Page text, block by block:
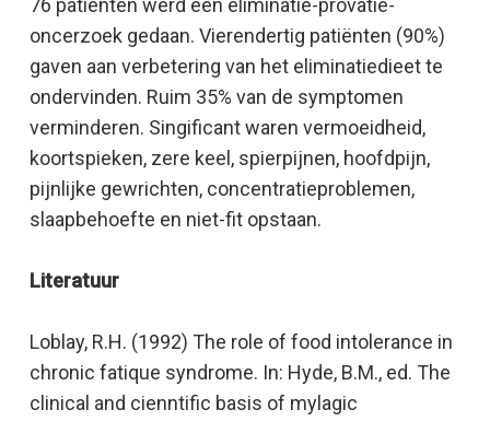
76 patiënten werd een eliminatie-provatie-
oncerzoek gedaan. Vierendertig patiënten (90%)
gaven aan verbetering van het eliminatiedieet te
ondervinden. Ruim 35% van de symptomen
verminderen. Singificant waren vermoeidheid,
koortspieken, zere keel, spierpijnen, hoofdpijn,
pijnlijke gewrichten, concentratieproblemen,
slaapbehoefte en niet-fit opstaan.
Literatuur
Loblay, R.H. (1992) The role of food intolerance in
chronic fatique syndrome. In: Hyde, B.M., ed. The
clinical and cienntific basis of mylagic